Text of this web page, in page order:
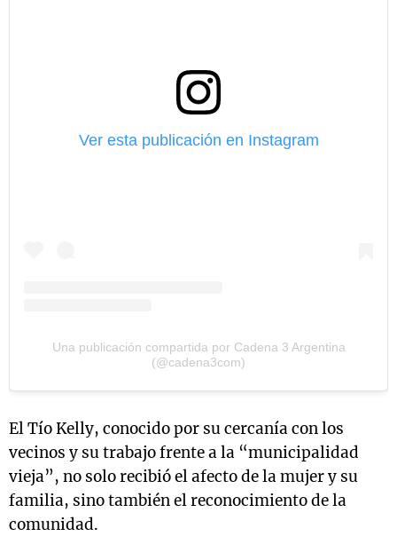
Ver esta publicación en Instagram
Una publicación compartida por Cadena 3 Argentina
(@cadena3com)
El Tío Kelly, conocido por su cercanía con los
vecinos y su trabajo frente a la “municipalidad
vieja”, no solo recibió el afecto de la mujer y su
familia, sino también el reconocimiento de la
comunidad.